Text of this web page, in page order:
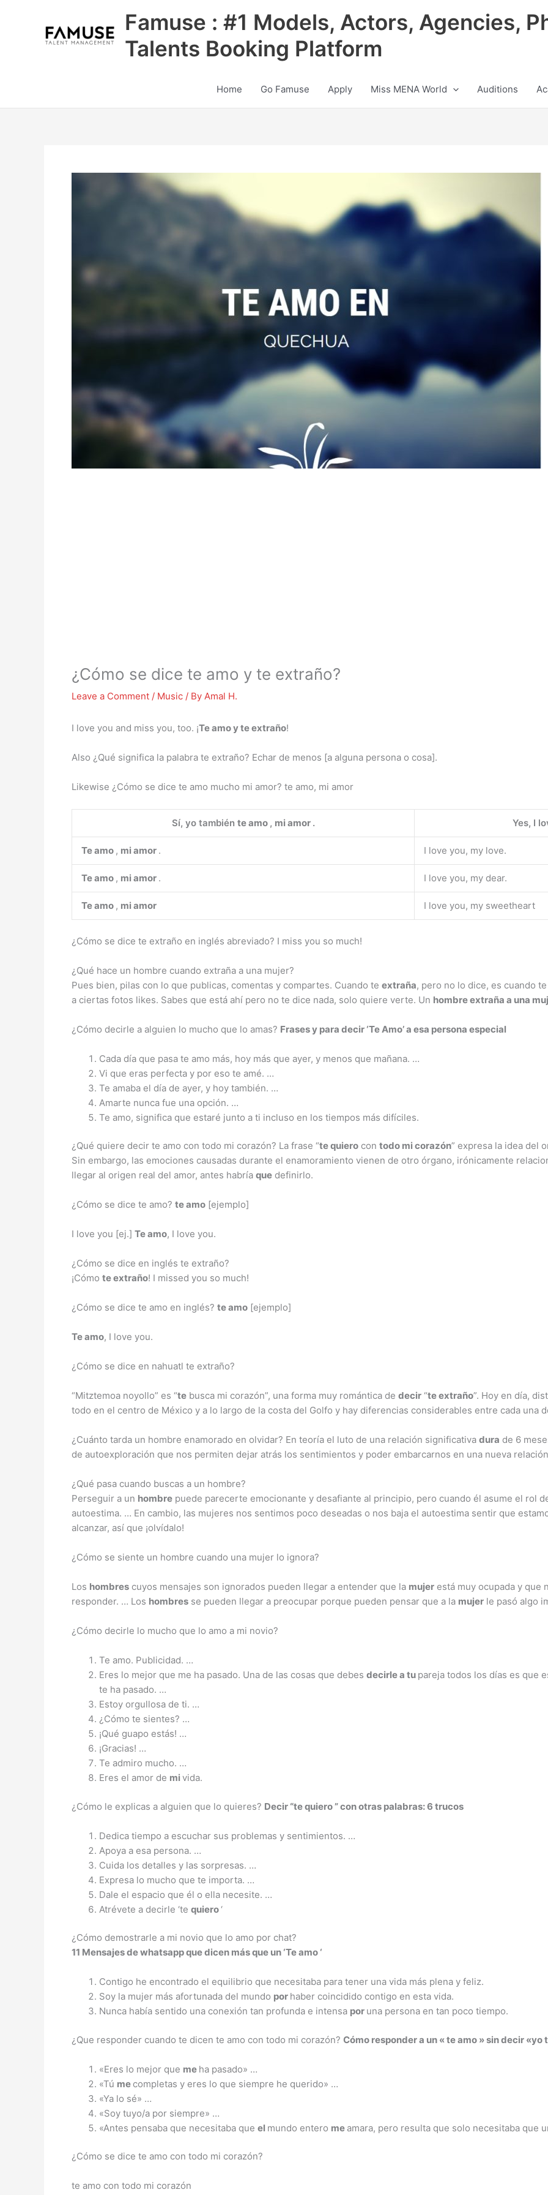
Famuse : #1 Models, Actors, Agencies,
Talents Booking Platform
Home Go Famuse Apply Miss MENA World Auditions
¿Cómo se dice te amo y te extraño?
Leave a Comment / Music / By Amal H.
I love you and miss you, too. ¡Te amo y te extraño!
Also ¿Qué significa la palabra te extraño? Echar de menos [a alguna persona o cosa].
Likewise ¿Cómo se dice te amo mucho mi amor? te amo, mi amor
Sí, yo también te amo , mi amor . Yes, I
Te amo , mi amor . I love you, my love.
Te amo , mi amor . I love you, my dear.
Te amo , mi amor I love you, my sweetheart
¿Cómo se dice te extraño en inglés abreviado? I miss you so much!
¿Qué hace un hombre cuando extraña a una mujer?
Pues bien, pilas con lo que publicas, comentas y compartes. Cuando te extraña, pero no lo dice, es cuando
a ciertas fotos likes. Sabes que está ahí pero no te dice nada, solo quiere verte. Un hombre extraña a una
¿Cómo decirle a alguien lo mucho que lo amas? Frases y para decir ‘Te Amo’ a esa persona especial
Cada día que pasa te amo más, hoy más que ayer, y menos que mañana. …
Vi que eras perfecta y por eso te amé. …
Te amaba el día de ayer, y hoy también. …
Amarte nunca fue una opción. …
Te amo, significa que estaré junto a ti incluso en los tiempos más difíciles.
¿Qué quiere decir te amo con todo mi corazón? La frase “te quiero con todo mi corazón” expresa la idea del
Sin embargo, las emociones causadas durante el enamoramiento vienen de otro órgano, irónicamente
llegar al origen real del amor, antes habría que definirlo.
¿Cómo se dice te amo? te amo [ejemplo]
I love you [ej.] Te amo, I love you.
¿Cómo se dice en inglés te extraño?
¡Cómo te extraño! I missed you so much!
¿Cómo se dice te amo en inglés? te amo [ejemplo]
Te amo, I love you.
¿Cómo se dice en nahuatl te extraño?
“Mitztemoa noyollo” es “te busca mi corazón”, una forma muy romántica de decir “te extraño”. Hoy en día,
todo en el centro de México y a lo largo de la costa del Golfo y hay diferencias considerables entre cada una
¿Cuánto tarda un hombre enamorado en olvidar? En teoría el luto de una relación significativa dura de 6
de autoexploración que nos permiten dejar atrás los sentimientos y poder embarcarnos en una nueva
¿Qué pasa cuando buscas a un hombre?
Perseguir a un hombre puede parecerte emocionante y desafiante al principio, pero cuando él asume el rol
autoestima. … En cambio, las mujeres nos sentimos poco deseadas o nos baja el autoestima sentir que
alcanzar, así que ¡olvídalo!
¿Cómo se siente un hombre cuando una mujer lo ignora?
Los hombres cuyos mensajes son ignorados pueden llegar a entender que la mujer está muy ocupada y que
responder. … Los hombres se pueden llegar a preocupar porque pueden pensar que a la mujer le pasó algo
¿Cómo decirle lo mucho que lo amo a mi novio?
Te amo. Publicidad. …
Eres lo mejor que me ha pasado. Una de las cosas que debes decirle a tu pareja todos los días es que
te ha pasado. …
Estoy orgullosa de ti. …
¿Cómo te sientes? …
¡Qué guapo estás! …
¡Gracias! …
Te admiro mucho. …
Eres el amor de mi vida.
¿Cómo le explicas a alguien que lo quieres? Decir “tequiero” con otras palabras: 6 trucos
Dedica tiempo a escuchar sus problemas y sentimientos. …
Apoya a esa persona. …
Cuida los detalles y las sorpresas. …
Expresa lo mucho que te importa. …
Dale el espacio que él o ella necesite. …
Atrévete a decirle ‘te quiero‘
¿Cómo demostrarle a mi novio que lo amo por chat?
11 Mensajes de whatsapp que dicen más que un ‘Teamo ‘
Contigo he encontrado el equilibrio que necesitaba para tener una vida más plena y feliz.
Soy la mujer más afortunada del mundo por haber coincidido contigo en esta vida.
Nunca había sentido una conexión tan profunda e intensa por una persona en tan poco tiempo.
¿Que responder cuando te dicen te amo con todo mi corazón? Cómo respondera un «te amo » sindecir «yo
«Eres lo mejor que me ha pasado» …
«Tú me completas y eres lo que siempre he querido» …
«Ya lo sé» …
«Soy tuyo/a por siempre» …
«Antes pensaba que necesitaba que el mundo entero me amara, pero resulta que solo necesitaba que
¿Cómo se dice te amo con todo mi corazón?
te amo con todo mi corazón